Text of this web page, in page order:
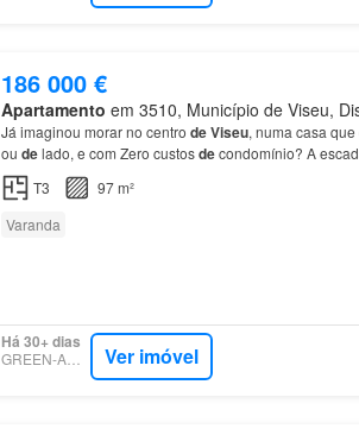
186 000 €
Apartamento em 3510, Município de Viseu,
Já imaginou morar no centro deViseu, numa casa
ou delado, e com Zero custosdecondomínio? A
para
apartamentos
T3
97 m²
Varanda
Há 30+ dias
GREEN-ACRES Ver imóvel